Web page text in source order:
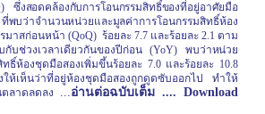
ซึ่งสอดคล้องกับการโอนกรรมสิทธิ์ของที่อยู่อาศัยมือ
ที่พบว่าจำนวนหน่วยและมูลค่าการโอนกรรมสิทธิ์ห้อง
าสก่อนหน้า (QoQ) ร้อยละ 7.7 และร้อยละ 2.1 ตาม
กับช่วงเวลาเดียวกันของปีก่อน (YoY) พบว่าหน่วย
ทธิ์ห้องชุดมือสองเพิ่มขึ้นร้อยละ 7.0 และร้อยละ 10.8
ให้เห็นว่าที่อยู่ห้องชุดมือสองถูกดูดซับออกไป ทำให้
ลาดลดลง ...อ่านต่อฉบับเต็ม .... Download